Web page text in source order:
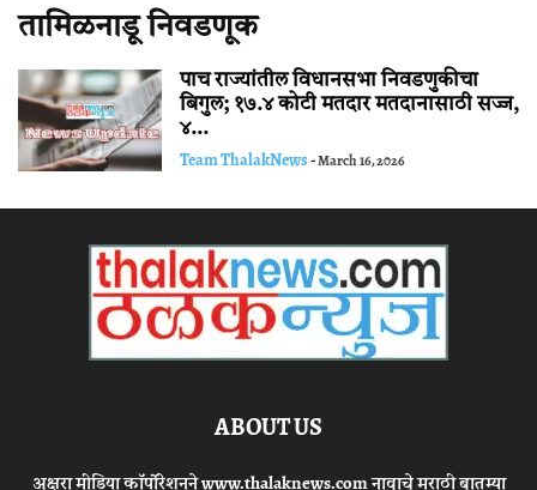
तामिळनाडू निवडणूक
पाच राज्यांतील विधानसभा निवडणुकीचा
बिगुल; १७.४ कोटी मतदार मतदानासाठी सज्ज,
४...
Team ThalakNews-March 16, 2026
ABOUT US
अक्षरा मीडिया कॉर्पोरेशनने www.thalaknews.com नावाचे मराठी बातम्या